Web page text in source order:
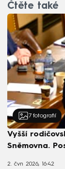
Čtěte také
7 fotografií
Vyšší
Sněmovna.
2. čvn 2026, 16:42